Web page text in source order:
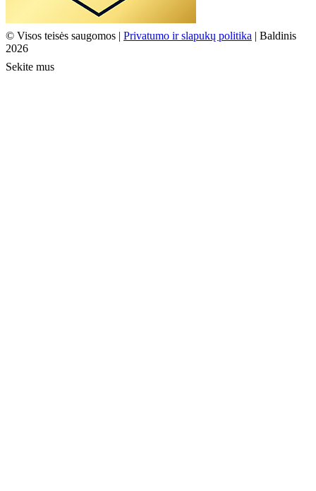
© Visos teisės saugomos | Privatumo ir slapukų politika | Baldinis
2026
Sekite mus